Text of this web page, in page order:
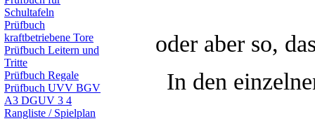
Schultafeln
Prüfbuch
kraftbetriebene Tore
Prüfbuch Leitern und
Tritte
Prüfbuch Regale
Prüfbuch UVV BGV
A3 DGUV 3 4
Rangliste / Spielplan
oder aber so,
In den